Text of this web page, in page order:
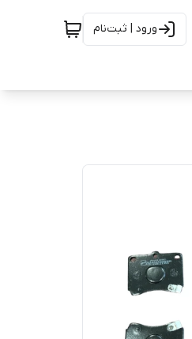
ورود | ثبت‌نام